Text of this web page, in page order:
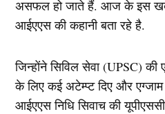
असफल हो जाते हैं. आज के इस
आईएएस की कहानी बता रहे है.
जिन्होंने सिविल सेवा (UPSC)
के लिए कई अटेम्प्ट दिए और
आईएएस निधि सिवाच की